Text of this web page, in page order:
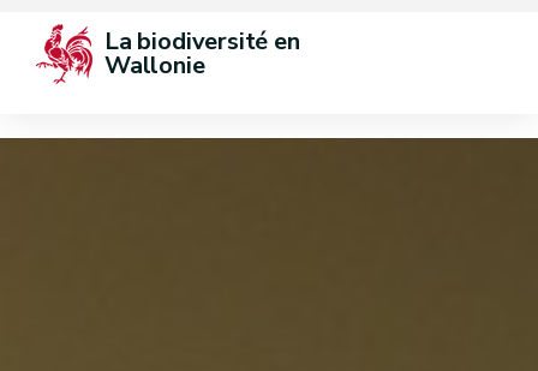
La biodiversité en
Wallonie